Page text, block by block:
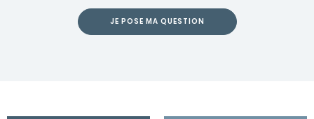
JE POSE MA QUESTION